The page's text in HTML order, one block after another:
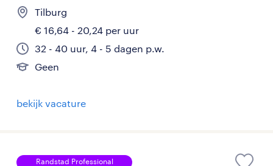
Tilburg
€ 16,64 - 20,24 per uur
32 - 40 uur, 4 - 5 dagen p.w.
Geen
bekijk vacature
Randstad Professional